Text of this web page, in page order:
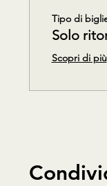
Tipo di
Solo
Scopri di più